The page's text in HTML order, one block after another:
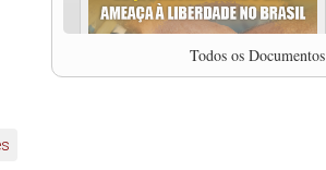
professor da Unisinos e Doutor em Ciências da
Comunicação da USP, Rafael Grohmann, que
coordena uma pesquisa internacional que visa
pressionar as plataformas digitais por melhores
Todos os Documentos